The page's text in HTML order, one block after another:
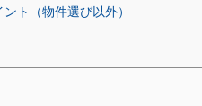
ト（物件選び以外）